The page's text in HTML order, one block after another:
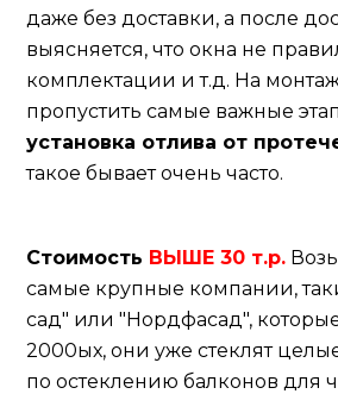
даже без доставки, а после
выясняется, что окна не
комплектации и т.д. На
пропустить самые важные
установка отлива от
такое бывает очень часто.
Стоимость ВЫШЕ 30 т.р.
самые крупные компании,
сад" или "Нордфасад",
2000ых, они уже стеклят
по остеклению балконов для